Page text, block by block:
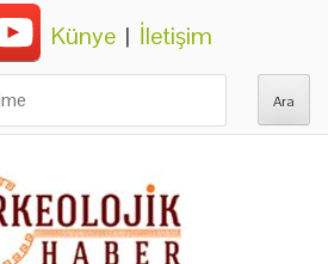
Künye | İletişim